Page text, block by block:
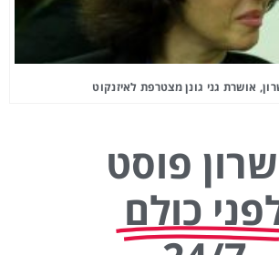
אושרת גני גונן מצטרפת לאיזנקוט
פוסט
כולם